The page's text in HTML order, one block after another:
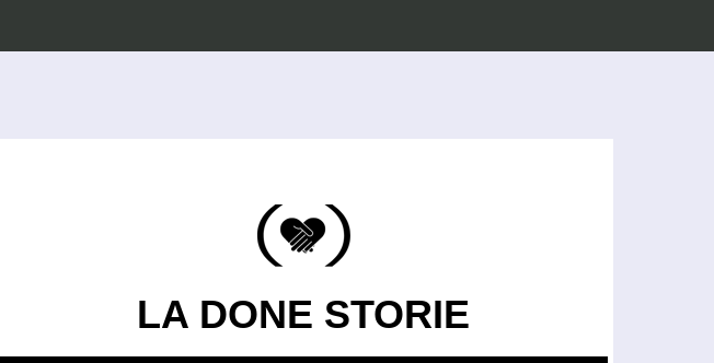
LA DONE STORIE